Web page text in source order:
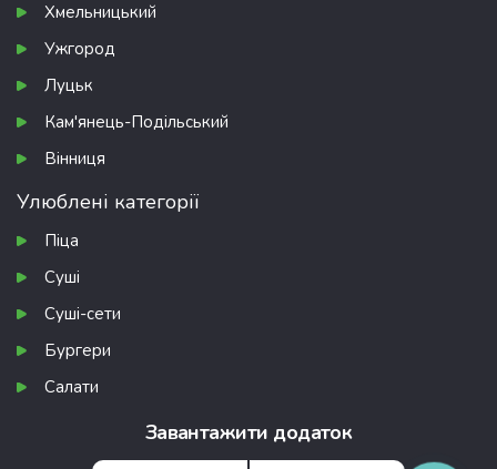
Хмельницький
Ужгород
Луцьк
Кам'янець-Подільський
Вінниця
Улюблені категорії
Піца
Суші
Суші-сети
Бургери
Салати
Завантажити додаток